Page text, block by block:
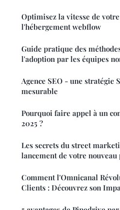
Optimisez la vitesse de
l'hébergement webflow
Guide pratique des
l'adoption par les équipes
Agence SEO - une stratégie
mesurable
Pourquoi faire appel à un
2025 ?
Les secrets du street
lancement de votre
Comment l'Omnicanal
Clients : Découvrez son